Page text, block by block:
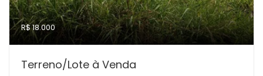
R$ 18.000
Terreno/Lote à Venda